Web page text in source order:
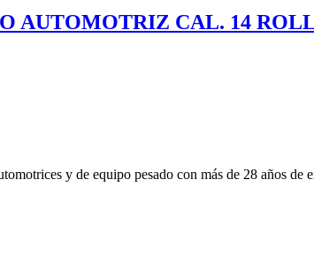
AUTOMOTRIZ CAL. 14
y de equipo pesado con más de 28 años de